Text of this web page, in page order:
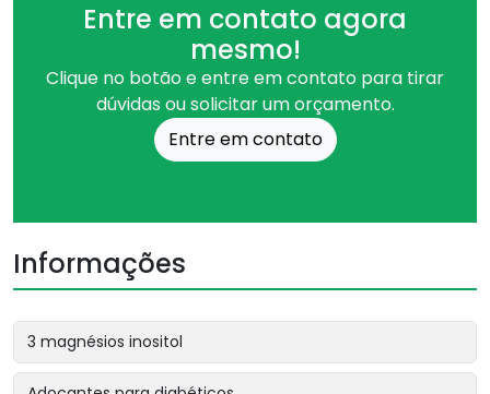
Entre em contato agora
mesmo!
Clique no botão e entre em contato para tirar
dúvidas ou solicitar um orçamento.
Entre em contato
Informações
3 magnésios inositol